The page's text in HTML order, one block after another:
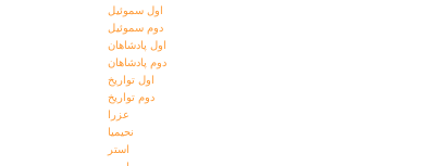
اول سموئيل
دوم سموئيل
اول پادشاهان
دوم پادشاهان
اول تواريخ
دوم تواريخ
عزرا
نحيميا
استر